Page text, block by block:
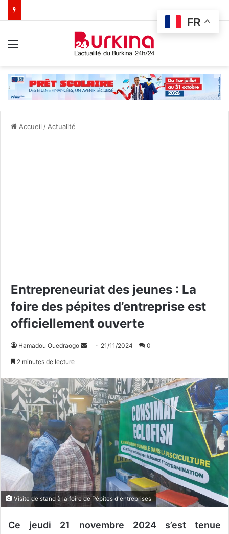
Accueil / Actualité
Entrepreneuriat des jeunes : La
foire des pépites d’entreprise est
officiellement ouverte
Hamadou Ouedraogo
o
y
e
r
u
n
c
o
u
r
e
21/11/2024 0
2 minutes de lecture
Visite de stand à la foire de Pépites d'entreprises
Ce jeudi 21 novembre 2024 s’est tenue
FR